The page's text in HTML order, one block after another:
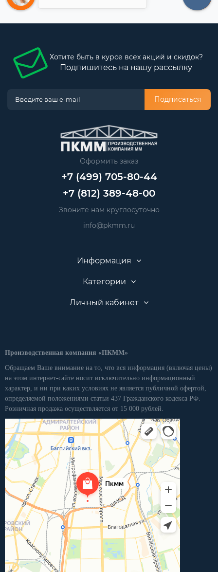
Хотите быть в курсе всех акций и скидок?
Подпишитесь на нашу рассылку
Подписаться
Оформить заказ
+7 (499) 705-80-44
+7 (812) 389-48-00
Звоните нам круглосуточно
info@pkmm.ru
Информация
Категории
Личный кабинет
Производственная компания «ПКММ»
Обращаем Ваше внимание на то, что вся информация (включая цены)
на этом интернет-сайте носит исключительно информационный
характер, и ни при каких условиях не является публичной офертой,
определяемой положениями статьи 437 Гражданского кодекса РФ.
Розничная продажа осуществляется от 15 000 рублей.